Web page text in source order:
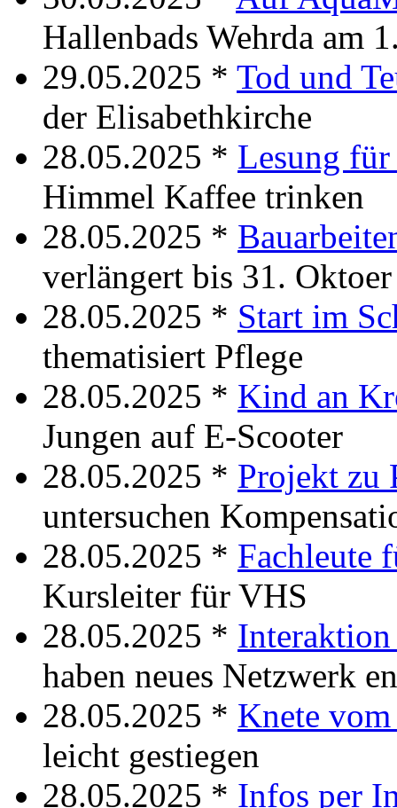
Hallenbads Wehrda am
29.05.2025 * Tod und
der Elisabethkirche
28.05.2025 * Lesung
Himmel Kaffee trinken
28.05.2025 *
verlängert bis 31. Oktoer
28.05.2025 * Start im
thematisiert Pflege
28.05.2025 * Kind an
Jungen auf E-Scooter
28.05.2025 * Projekt zu
untersuchen
28.05.2025 * Fachleute
Kursleiter für VHS
28.05.2025 *
haben neues Netzwerk
28.05.2025 * Knete
leicht gestiegen
28.05.2025 * Infos per